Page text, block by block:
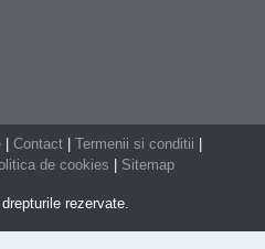
| Contact | Termenii si conditii |
de cookies | Sitemap
rezervate.